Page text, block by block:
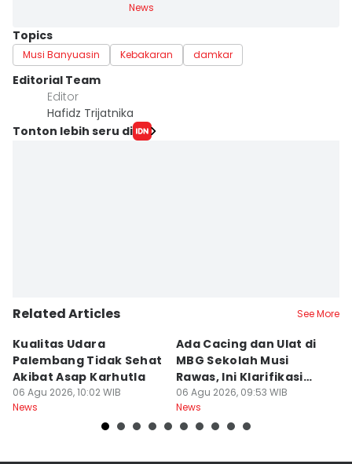
News
Topics
Musi Banyuasin Kebakaran damkar
Editorial Team
Editor
Hafidz Trijatnika
Tonton lebih seru di
Related Articles See More
Kualitas Udara
Palembang Tidak Sehat
Akibat Asap Karhutla
06 Agu 2026, 10:02 WIB
News
Ada Cacing dan Ulat di
MBG Sekolah Musi
Rawas, Ini Klarifikasi
SPPG
06 Agu 2026, 09:53 WIB
News